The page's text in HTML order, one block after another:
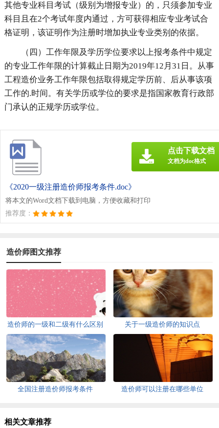
其他专业科目考试（级别为增报专业）的，只须参加专业
科目且在2个考试年度内通过，方可获得相应专业考试合
格证明，该证明作为注册时增加执业专业类别的依据。
（四）工作年限及学历学位要求以上报考条件中规定
的专业工作年限的计算截止日期为2019年12月31日。从事
工程造价业务工作年限包括取得规定学历前、后从事该项
工作的.时间。有关学历或学位的要求是指国家教育行政部
门承认的正规学历或学位。
《2020一级注册造价师报考条件.doc》
将本文的Word文档下载到电脑，方便收藏和打印
推荐度：
点击下载文档
文档为doc格式
造价师图文推荐
造价师的一级和二级有什么区别 关于一级造价师的知识点
全国注册造价师报考条件 造价师可以注册在哪些单位
相关文章推荐